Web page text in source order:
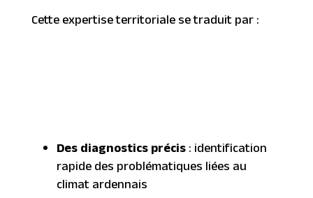
Cette expertise territoriale se traduit par :
Des diagnostics précis: identification
rapide des problématiques liées au
climat ardennais